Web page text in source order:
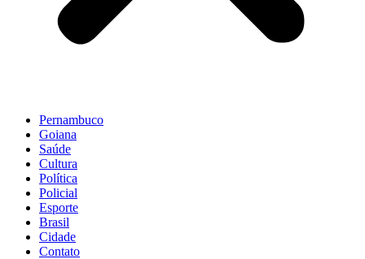
Pernambuco
Goiana
Saúde
Cultura
Política
Policial
Esporte
Brasil
Cidade
Contato